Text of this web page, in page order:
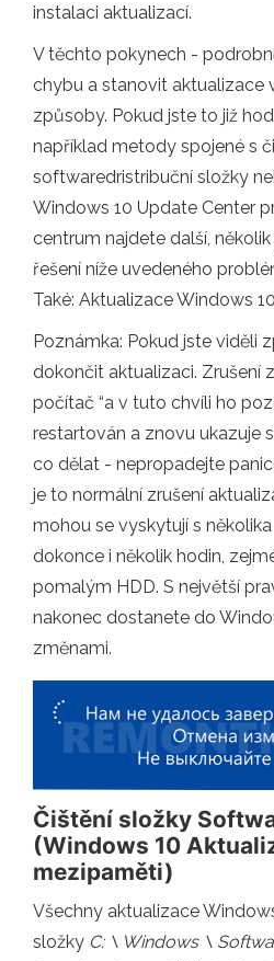
instalaci aktualizací.
V těchto pokynech -
chybu a stanovit aktualizace
způsoby. Pokud jste to již
například metody spojené s
softwaredristribuční složky
Windows 10 Update Center
centrum najdete další,
řešení níže uvedeného
Také: Aktualizace Windows
Poznámka: Pokud jste viděli
dokončit aktualizaci. Zrušení
počítač “a v tuto chvíli ho
restartován a znovu ukazuje
co dělat - nepropadejte
je to normální zrušení
mohou se vyskytují s
dokonce i několik hodin,
pomalým HDD. S největší
nakonec dostanete do
změnami.
Čištění složky
(Windows 10
mezipaměti)
Všechny aktualizace
složky C: \ Windows \